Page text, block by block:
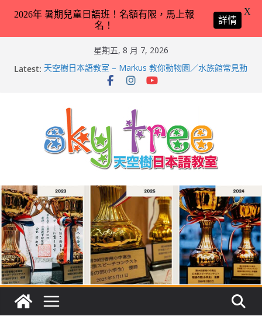
星期五, 8 月 7, 2026
Latest: 天空樹日本語教室 – Markus 教你動物園／水族館常見動
物名稱 – 2026-Feb-9
第21回（2026）香港小中高生日本語スピーチコンテス
ト（日語朗誦比賽）再次獲得優異成績！
2026兒童日語暑期班（適合完全未學過日語 3 － 11 歲
小朋友）！
天空樹日本語教室 – Tyler 教你動物園／水族館常見動物
2026年 暑期兒童日語班！名額有限，馬上報
名！
詳情
X